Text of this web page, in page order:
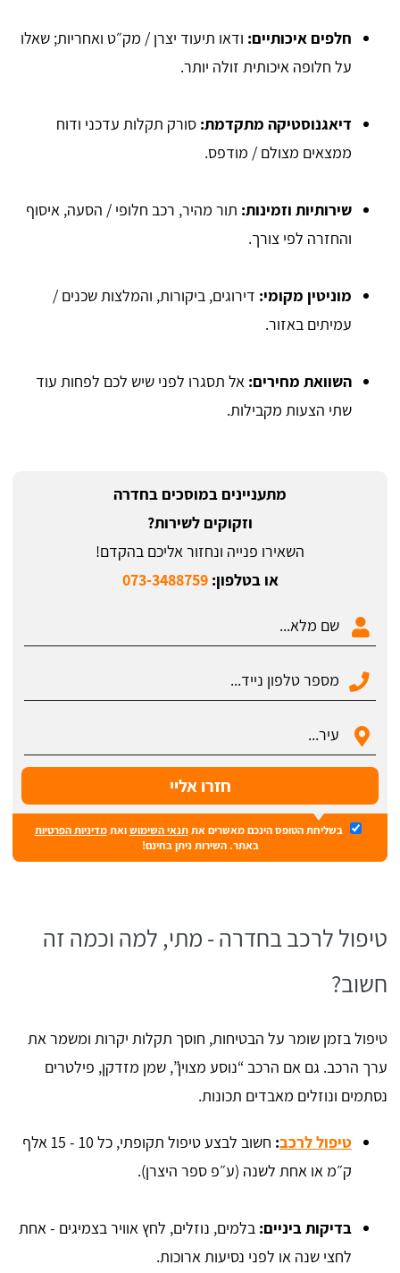
חלפים איכותיים: ודאו תיעוד יצרן / מק״ט ואחריות; שאלו
על חלופה איכותית זולה יותר.
דיאגנוסטיקה מתקדמת: סורק תקלות עדכני ודוח
ממצאים מצולם / מודפס.
שירותיות וזמינות: תור מהיר, רכב חלופי / הסעה, איסוף
והחזרה לפי צורך.
מוניטין מקומי: דירוגים, ביקורות, והמלצות שכנים /
עמיתים באזור.
השוואת מחירים: אל תסגרו לפני שיש לכם לפחות עוד
שתי הצעות מקבילות.
מתעניינים במוסכים בחדרה
וזקוקים לשירות?
השאירו פנייה ונחזור אליכם בהקדם!
או בטלפון:073-3488759
בשליחת הטופס הינכם מאשרים אתתנאי השימושואתמדיניות הפרטיות
באתר. השירות ניתן בחינם!
טיפול לרכב בחדרה - מתי, למה וכמה זה
חשוב?
טיפול בזמן שומר על הבטיחות, חוסך תקלות יקרות ומשמר את
ערך הרכב. גם אם הרכב “נוסע מצוין”, שמן מזדקן, פילטרים
נסתמים ונוזלים מאבדים תכונות.
טיפול לרכב: חשוב לבצע טיפול תקופתי,
כל 10 - 15 אלף
ק״מ או אחת לשנה (ע״פ ספר היצרן).
בדיקות ביניים: בלמים, נוזלים, לחץ אוויר בצמיגים - אחת
לחצי שנה או לפני נסיעות ארוכות.